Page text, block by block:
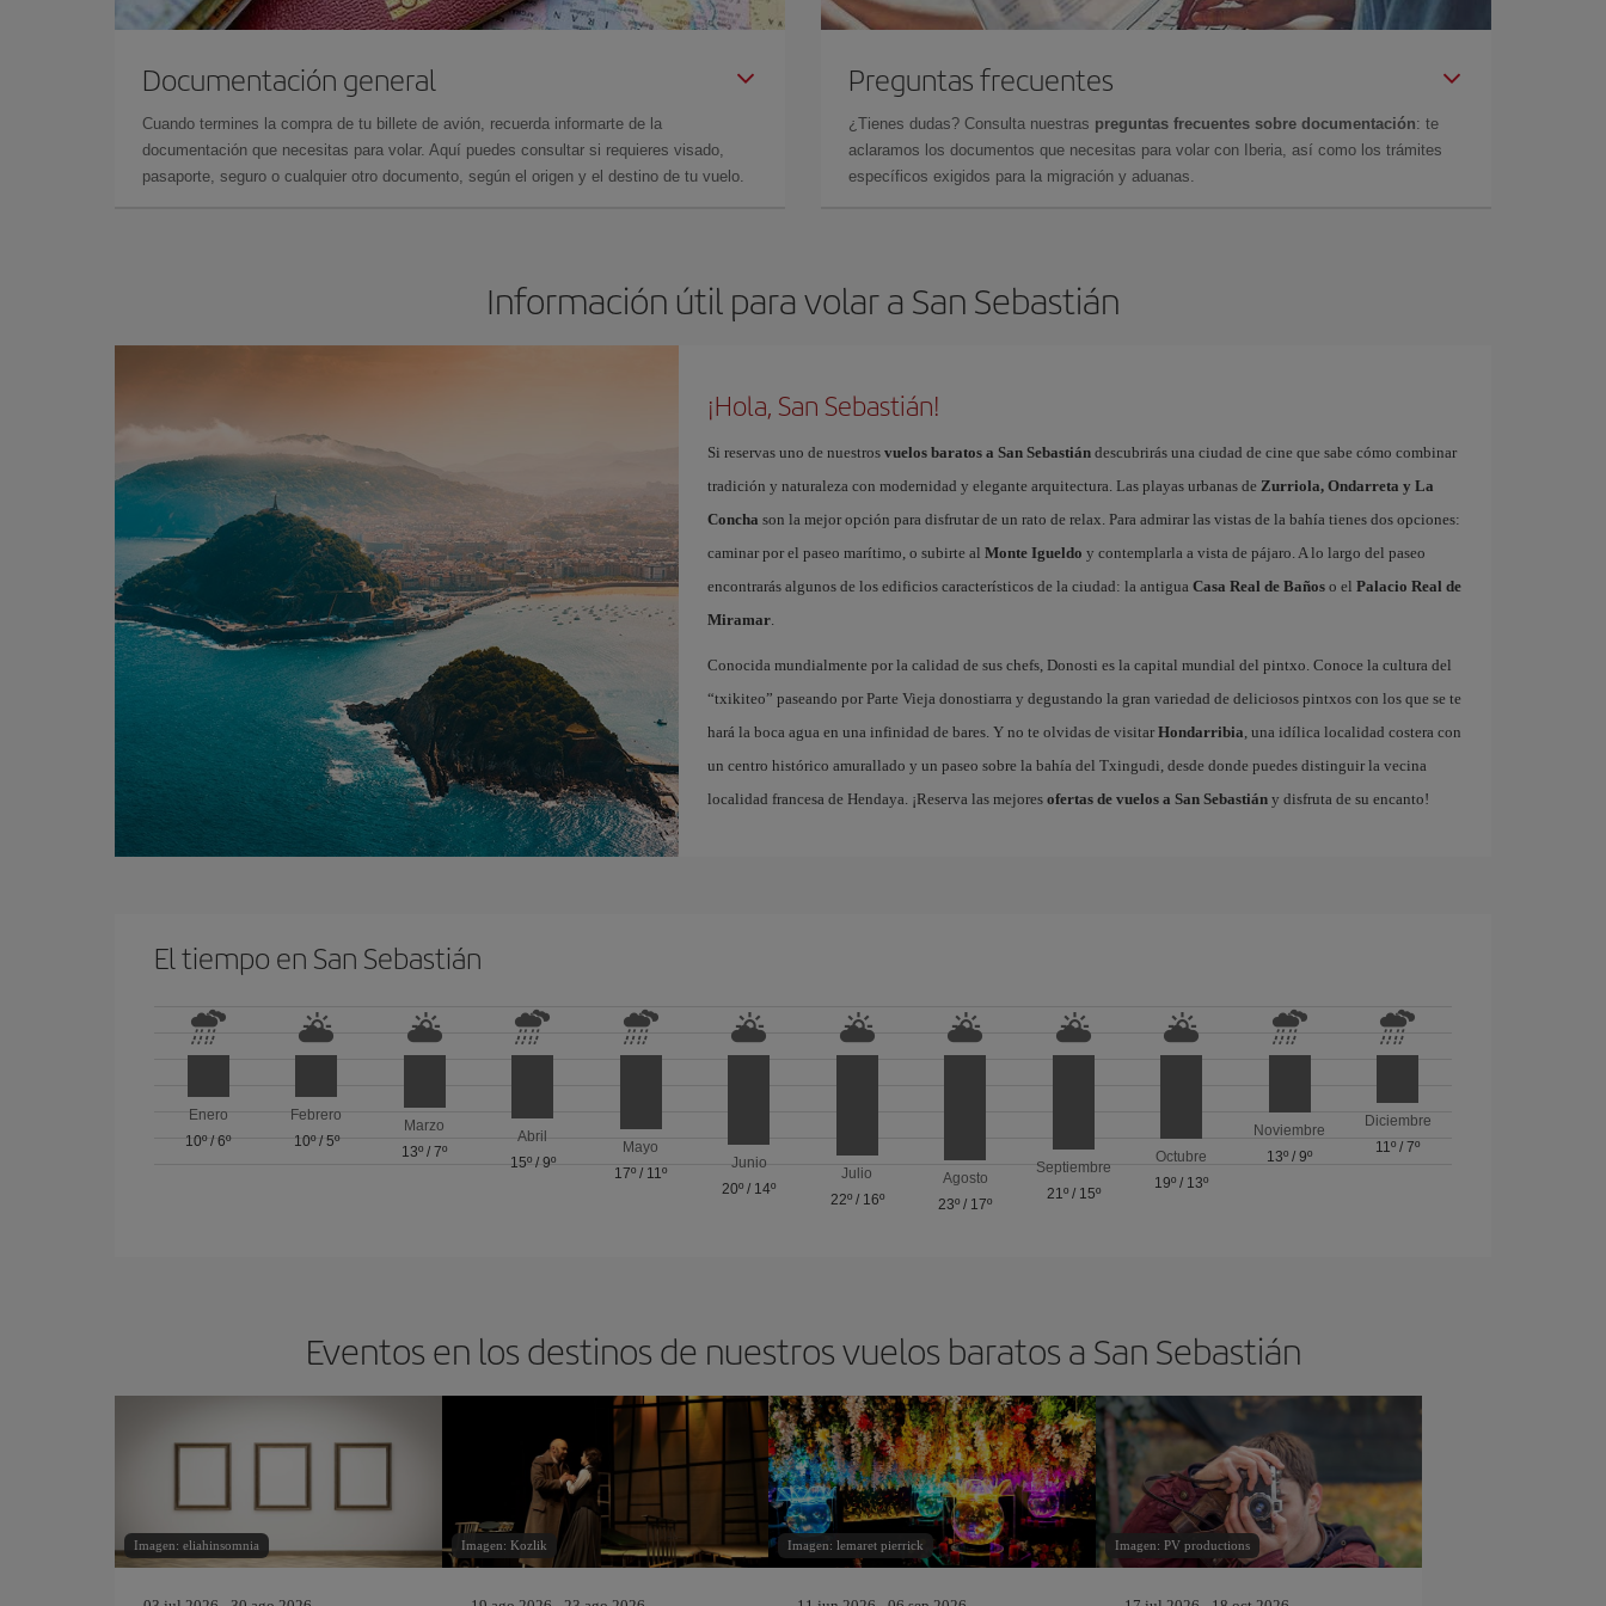
Documentación general
Cuando termines la compra de tu billete de avión, recuerda informarte de la
documentación que necesitas para volar. Aquí puedes consultar si requieres visado,
pasaporte, seguro o cualquier otro documento, según el origen y el destino de tu vuelo.
Preguntas frecuentes
¿Tienes dudas? Consulta nuestras preguntas frecuentes sobre documentación: te
aclaramos los documentos que necesitas para volar con Iberia, así como los trámites
específicos exigidos para la migración y aduanas.
Información útil para volar a San Sebastián
¡Hola, San Sebastián!
Si reservas uno de nuestros vuelos baratos a San Sebastiándescubrirás una ciudad de cine que sabe cómo combinar
tradición y naturaleza con modernidad y elegante arquitectura. Las playas urbanas de Zurriola, Ondarreta y La
Concha son la mejor opción para disfrutar de un rato de relax. Para admirar las vistas de la bahía tienes dos opciones:
caminar por el paseo marítimo, o subirte al Monte Igueldo y contemplarla a vista de pájaro. A lo largo del paseo
encontrarás algunos de los edificios característicos de la ciudad: la antigua Casa Real de Bañoso el Palacio Real de
Miramar.
Conocida mundialmente por la calidad de sus chefs, Donosti es la capital mundial del pintxo. Conoce la cultura del
“txikiteo” paseando por Parte Vieja donostiarra y degustando la gran variedad de deliciosos pintxos con los que se te
hará la boca agua en una infinidad de bares. Y no te olvidas de visitar Hondarribia, una idílica localidad costera con
un centro histórico amurallado y un paseo sobre la bahía del Txingudi, desde donde puedes distinguir la vecina
localidad francesa de Hendaya. ¡Reserva las mejores ofertas de vuelos a San Sebastiány disfruta de su encanto!
El tiempo en San Sebastián
Enero
10º/6º
Febrero
10º/ 5º
Marzo
13º /7º
Abril
15º/ 9º
Mayo
17º / 11º
Junio
20º / 14º
Julio
22º/ 16º
Agosto
23º / 17º
Septiembre
21º/ 15º
Octubre
19º / 13º
Noviembre
13º /9º
Diciembre
11º /7º
Eventos en los destinos de nuestros vuelos baratos a San Sebastián
Imagen: eliahinsomnia Imagen: Kozlik Imagen: lemaret pierrick Imagen: PV productions